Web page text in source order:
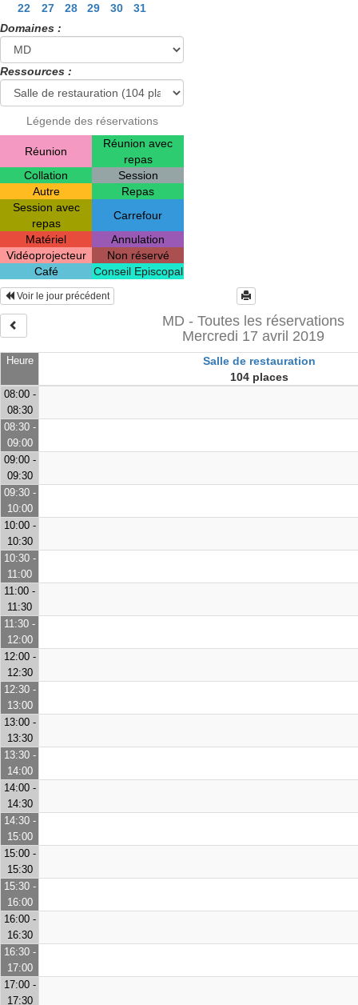
22
27 28 29 30
31
Domaines :
Ressources :
Légende des réservations
Réunion
Réunion avec
repas
Collation
Session
Autre
Repas
Session avec
repas
Carrefour
Matériel
Annulation
Vidéoprojecteur
Non réservé
Café
Conseil Episcopal
Heure
Salle de restauration
104 places
Voir le jour précédent
MD - Toutes les réservations
Mercredi 17 avril 2019
08:00 -
08:30
08:30 -
09:00
09:00 -
09:30
09:30 -
10:00
10:00 -
10:30
10:30 -
11:00
11:00 -
11:30
11:30 -
12:00
12:00 -
12:30
12:30 -
13:00
13:00 -
13:30
13:30 -
14:00
14:00 -
14:30
14:30 -
15:00
15:00 -
15:30
15:30 -
16:00
16:00 -
16:30
16:30 -
17:00
17:00 -
17:30